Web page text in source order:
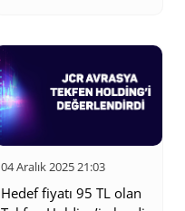
04 Aralık 2025 21:03
Hedef fiyatı 95 TL olan